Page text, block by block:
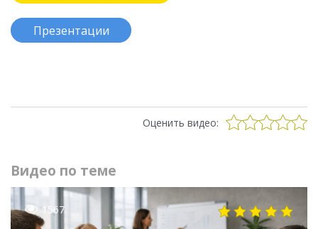
Презентации
Оценить видео:
Видео по теме
1567